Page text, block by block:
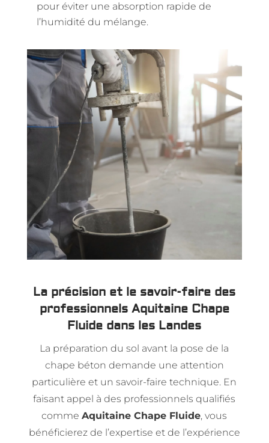
pour éviter une absorption rapide de
l’humidité du mélange.
La précision et le savoir-faire des
professionnels Aquitaine Chape
Fluide dans les Landes
La préparation du sol avant la pose de la
chape béton demande une attention
particulière et un savoir-faire technique. En
faisant appel à des professionnels qualifiés
commeAquitaine Chape Fluide, vous
bénéficierez de l’expertise et de l’expérience